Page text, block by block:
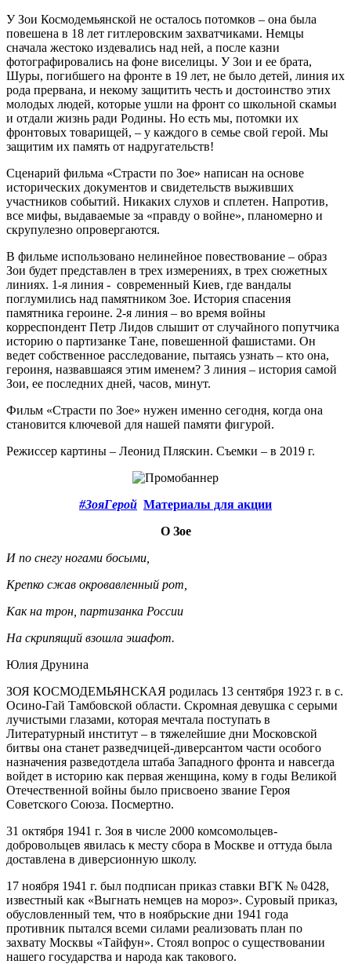
У Зои Космодемьянской не осталось потомков – она была
повешена в 18 лет гитлеровским захватчиками. Немцы
сначала жестоко издевались над ней, а после казни
фотографировались на фоне виселицы. У Зои и ее брата,
Шуры, погибшего на фронте в 19 лет, не было детей, линия их
рода прервана, и некому защитить честь и достоинство этих
молодых людей, которые ушли на фронт со школьной скамьи
и отдали жизнь ради Родины. Но есть мы, потомки их
фронтовых товарищей, – у каждого в семье свой герой. Мы
защитим их память от надругательств!
Сценарий фильма «Страсти по Зое» написан на основе
исторических документов и свидетельств выживших
участников событий. Никаких слухов и сплетен. Напротив,
все мифы, выдаваемые за «правду о войне», планомерно и
скрупулезно опровергаются.
В фильме использовано нелинейное повествование – образ
Зои будет представлен в трех измерениях, в трех сюжетных
линиях. 1-я линия - современный Киев, где вандалы
поглумились над памятником Зое. История спасения
памятника героине. 2-я линия – во время войны
корреспондент Петр Лидов слышит от случайного попутчика
историю о партизанке Тане, повешенной фашистами. Он
ведет собственное расследование, пытаясь узнать – кто она,
героиня, назвавшаяся этим именем? 3 линия – история самой
Зои, ее последних дней, часов, минут.
Фильм «Страсти по Зое» нужен именно сегодня, когда она
становится ключевой для нашей памяти фигурой.
Режиссер картины – Леонид Пляскин. Съемки – в 2019 г.
#ЗояГерой Материалы для акции
О Зое
И по снегу ногами босыми,
Крепко сжав окровавленный рот,
Как на трон, партизанка России
На скрипящий взошла эшафот.
Юлия Друнина
ЗОЯ КОСМОДЕМЬЯНСКАЯ родилась 13 сентября 1923 г. в с.
Осино-Гай Тамбовской области. Скромная девушка с серыми
лучистыми глазами, которая мечтала поступать в
Литературный институт – в тяжелейшие дни Московской
битвы она станет разведчицей-диверсантом части особого
назначения разведотдела штаба Западного фронта и навсегда
войдет в историю как первая женщина, кому в годы Великой
Отечественной войны было присвоено звание Героя
Советского Союза. Посмертно.
31 октября 1941 г. Зоя в числе 2000 комсомольцев-
добровольцев явилась к месту сбора в Москве и оттуда была
доставлена в диверсионную школу.
17 ноября 1941 г. был подписан приказ ставки ВГК № 0428,
известный как «Выгнать немцев на мороз». Суровый приказ,
обусловленный тем, что в ноябрьские дни 1941 года
противник пытался всеми силами реализовать план по
захвату Москвы «Тайфун». Стоял вопрос о существовании
нашего государства и народа как такового.